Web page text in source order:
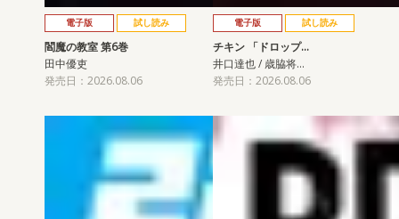
電子版 試し読み
閻魔の教室 第6巻
田中優吏
発売日：2026.08.06
電子版 試し読み
チキン 「ドロップ…
井口達也 / 歳脇将…
発売日：2026.08.06